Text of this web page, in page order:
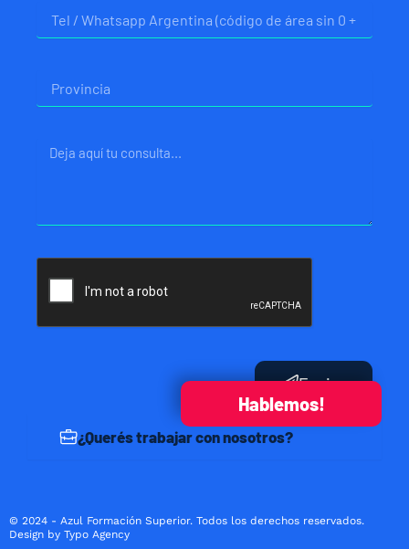
Hablemos!
¿Querés trabajar con nosotros?
Mensaje
Enviar
© 2024 - Azul Formación Superior. Todos los derechos reservados.
Design by Typo Agency